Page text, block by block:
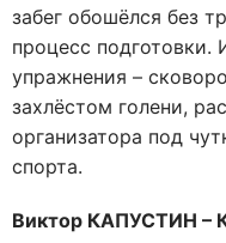
забег обошёлся без
процесс подготовки.
упражнения –
захлёстом голени,
организатора под
спорта.
Виктор КАПУСТИН –